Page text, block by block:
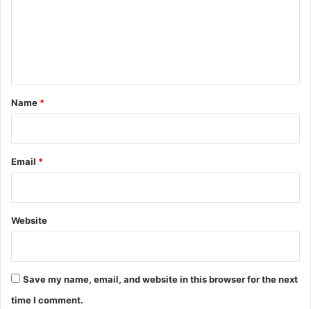
*
Name *
Email *
Website
Save my name, email, and website in this browser for the next
time I comment.